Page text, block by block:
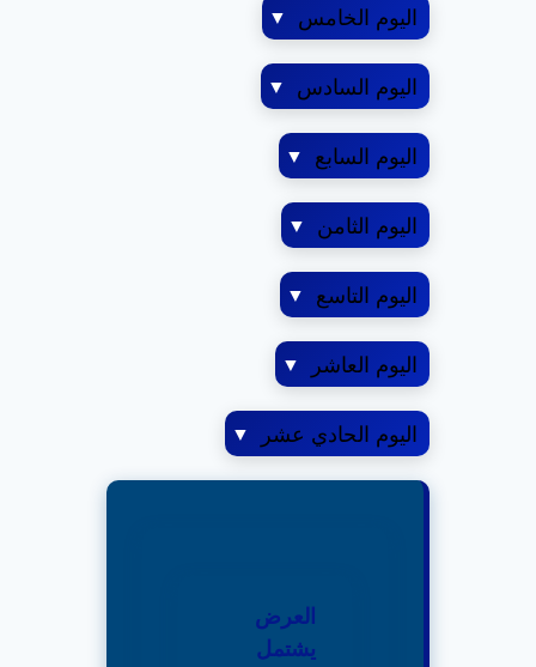
اليوم الخامس ▼
اليوم السادس ▼
اليوم السابع ▼
اليوم الثامن ▼
اليوم التاسع ▼
اليوم العاشر ▼
اليوم الحادي عشر ▼
العرض
يشتمل